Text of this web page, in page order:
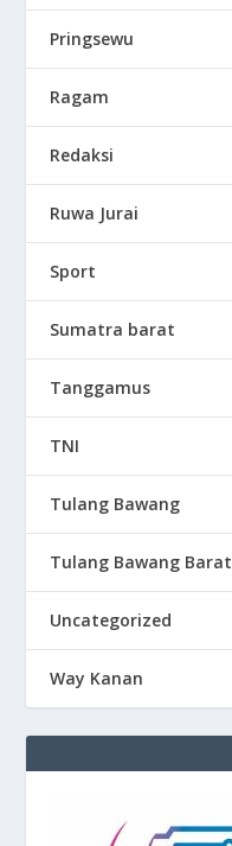
Pringsewu
Ragam
Redaksi
Ruwa Jurai
Sport
Sumatra barat
Tanggamus
TNI
Tulang Bawang
Tulang Bawang Barat
Uncategorized
Way Kanan